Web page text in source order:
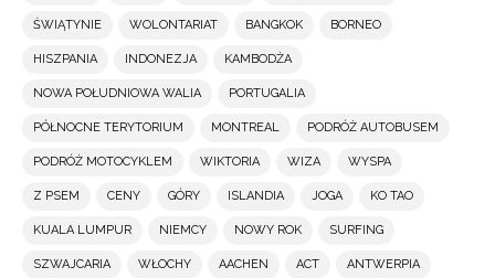
ŚWIĄTYNIE WOLONTARIAT BANGKOK BORNEO
HISZPANIA INDONEZJA KAMBODŻA
NOWA POŁUDNIOWA WALIA PORTUGALIA
PÓŁNOCNE TERYTORIUM MONTREAL PODRÓŻ AUTOBUSEM
PODRÓŻ MOTOCYKLEM WIKTORIA WIZA WYSPA
Z PSEM CENY GÓRY ISLANDIA JOGA KO TAO
KUALA LUMPUR NIEMCY NOWY ROK SURFING
SZWAJCARIA WŁOCHY AACHEN ACT ANTWERPIA